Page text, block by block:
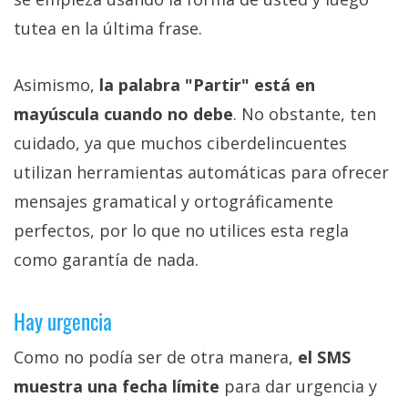
tutea en la última frase.
Asimismo, la palabra "Partir" está en
mayúscula cuando no debe. No obstante, ten
cuidado, ya que muchos ciberdelincuentes
utilizan herramientas automáticas para ofrecer
mensajes gramatical y ortográficamente
perfectos, por lo que no utilices esta regla
como garantía de nada.
Hay urgencia
Como no podía ser de otra manera, el SMS
muestra una fecha límite para dar urgencia y